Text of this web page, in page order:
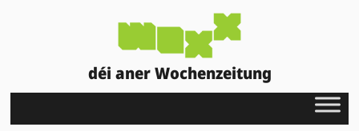
déi aner Wochenzeitung